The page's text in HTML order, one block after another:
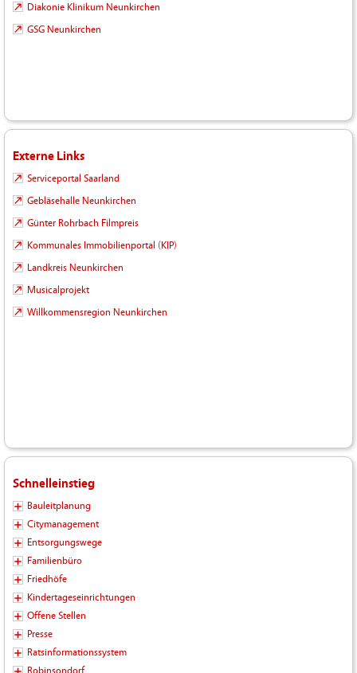
Diakonie Klinikum Neunkirchen
GSG Neunkirchen
Externe Links
Serviceportal Saarland
Gebläsehalle Neunkirchen
Günter Rohrbach Filmpreis
Kommunales Immobilienportal (KIP)
Landkreis Neunkirchen
Musicalprojekt
Willkommensregion Neunkirchen
Schnelleinstieg
Bauleitplanung
Citymanagement
Entsorgungswege
Familienbüro
Friedhöfe
Kindertageseinrichtungen
Offene Stellen
Presse
Ratsinformationssystem
Robinsondorf